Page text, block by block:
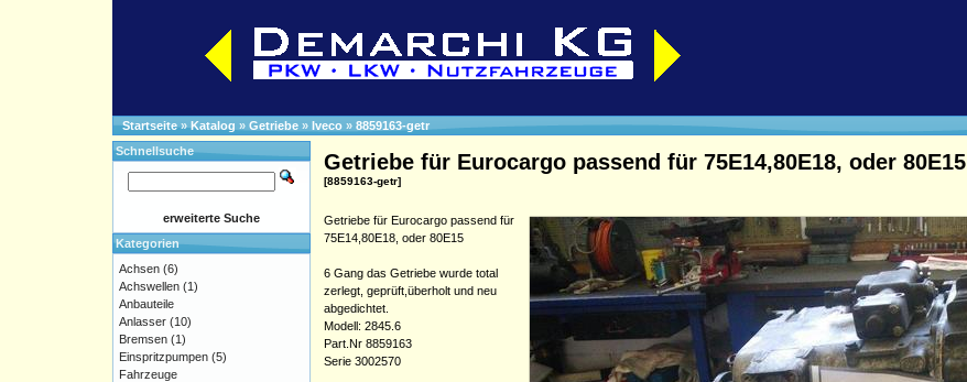
Startseite»Katalog » Getriebe » Iveco » 8859163-getr
Getriebe für Eurocargo passend für 75E14,80E18, oder 80E15
[8859163-getr]
Getriebe für Eurocargo passend für
75E14,80E18, oder 80E15
6 Gang das Getriebe wurde total
zerlegt, geprüft,überholt und neu
abgedichtet.
Modell: 2845.6
Part.Nr 8859163
Serie 3002570
Schnellsuche
erweiterte Suche
Kategorien
Achsen (6)
Achswellen (1)
Anbauteile
Anlasser (10)
Bremsen (1)
Einspritzpumpen (5)
Fahrzeuge